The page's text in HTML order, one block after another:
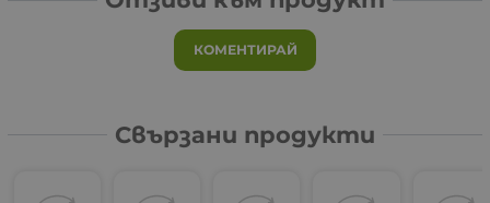
КОМЕНТИРАЙ
Свързани продукти